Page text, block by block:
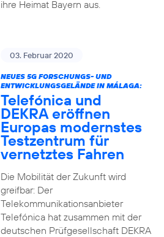
ihre Heimat Bayern aus.
03. Februar 2020
NEUES 5G FORSCHUNGS- UND
ENTWICKLUNGSGELÄNDE IN MÁLAGA:
Telefónica und
DEKRA eröffnen
Europas modernstes
Testzentrum für
vernetztes Fahren
Die Mobilität der Zukunft wird
greifbar: Der
Telekommunikationsanbieter
Telefónica hat zusammen mit der
deutschen Prüfgesellschaft DEKRA